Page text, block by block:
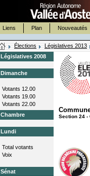
Liens Plan Nouveautés
Élections Législatives 2013
Législatives 2008
Dimanche
Votants 12.00
Votants 19.00
Votants 22.00
Chambre
Lundi
Total votants
Voix
Sénat
Section 24 -